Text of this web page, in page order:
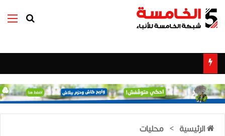
بحث عن
الرئيسية > محليات